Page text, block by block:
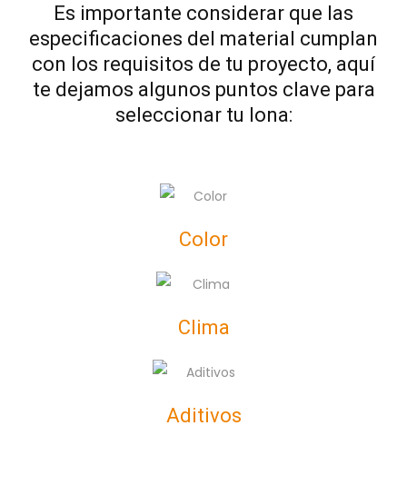
Es importante considerar que las
especificaciones del material cumplan
con los requisitos de tu proyecto, aquí
te dejamos algunos puntos clave para
seleccionar tu lona:
Color
Clima
Aditivos